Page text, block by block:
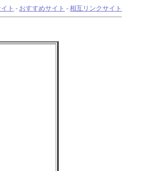
ト - おすすめサイト -相互リンクサイト